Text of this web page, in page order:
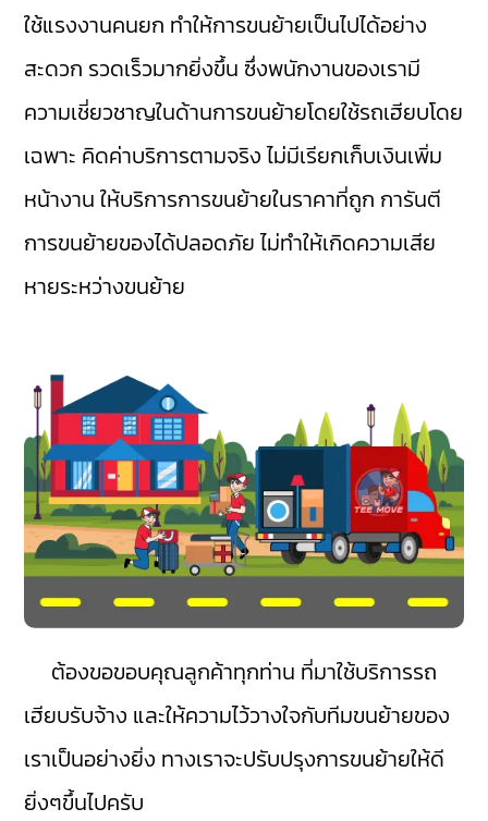
ใช้แรงงานคนยก ทำให้การขนย้ายเป็นไปได้อย่าง
สะดวก รวดเร็วมากยิ่งขึ้น ซึ่งพนักงานของเรามี
ความเชี่ยวชาญในด้านการขนย้ายโดยใช้รถเฮียบโดย
เฉพาะ คิดค่าบริการตามจริง ไม่มีเรียกเก็บเงินเพิ่ม
หน้างาน ให้บริการการขนย้ายในราคาที่ถูก การันตี
การขนย้ายของได้ปลอดภัย ไม่ทำให้เกิดความเสีย
หายระหว่างขนย้าย
ต้องขอขอบคุณลูกค้าทุกท่าน ที่มาใช้บริการรถ
เฮียบรับจ้าง และให้ความไว้วางใจกับทีมขนย้ายของ
เราเป็นอย่างยิ่ง ทางเราจะปรับปรุงการขนย้ายให้ดี
ยิ่งๆขึ้นไปครับ